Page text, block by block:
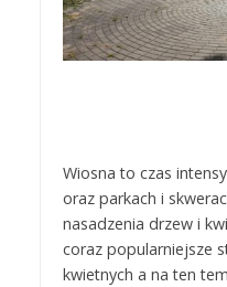
Wiosna to czas
oraz parkach i
nasadzenia drzew i
coraz popularniejsze
kwietnych a na ten